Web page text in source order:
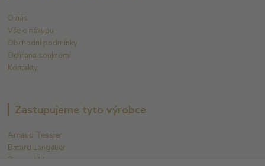
O nás
Vše o nákupu
Obchodní podmínky
Ochrana soukromí
Kontakty
Zastupujeme tyto výrobce
Arnaud Tessier
Batard Langelier
Bernard Magrez